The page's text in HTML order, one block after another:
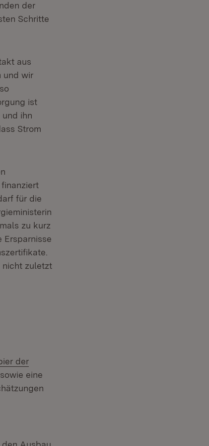
der
Schritte
aus
und wir
ist
ihn
Strom
für die
zu kurz
Ersparnisse
nicht zuletzt
der
(Öffnet in neuem Fenster)
sowie eine